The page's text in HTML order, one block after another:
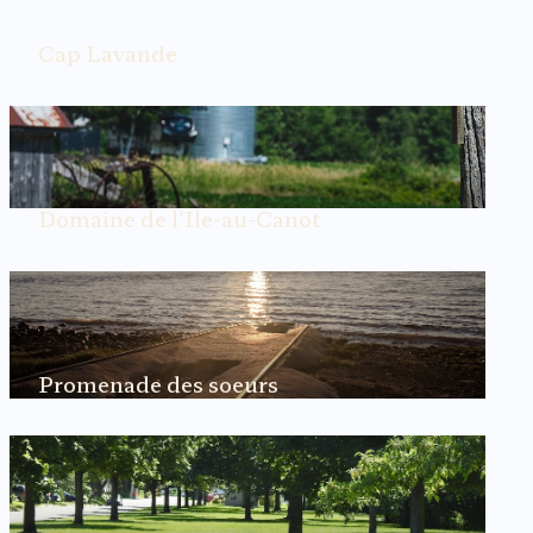
Cap Lavande
dans la région de Montmagny.
En savoir plus
Domaine de l'Ile-au-Canot
Québec.
En savoir plus
Promenade des soeurs
Montmagny, Québec.
En savoir plus